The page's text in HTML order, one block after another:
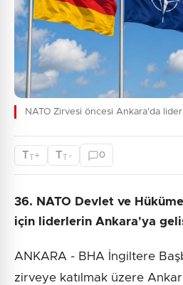
NATO Zirvesi öncesi Ankara'da
TT+ TT - 0
36. NATO Devlet ve
için liderlerin Ankara'ya
ANKARA - BHA İngiltere
zirveye katılmak üzere